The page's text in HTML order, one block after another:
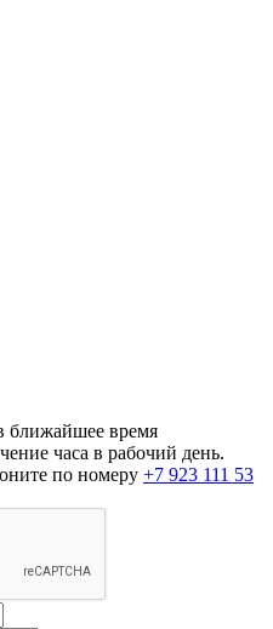
ближайшее время
часа в рабочий день.
по номеру +7 923 111 53